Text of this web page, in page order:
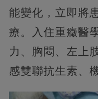
能變化，立即將
療。入住重癥醫
力、胸悶、左上
感雙聯抗生素、